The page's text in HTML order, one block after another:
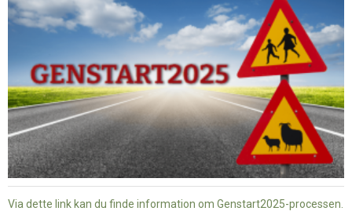
Via dette link kan du finde information om Genstart2025-processen.